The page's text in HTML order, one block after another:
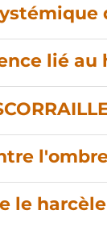
lié au
le